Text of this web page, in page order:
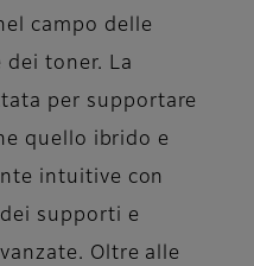
campo delle
toner. La
per supportare
quello ibrido e
intuitive con
supporti e
Oltre alle